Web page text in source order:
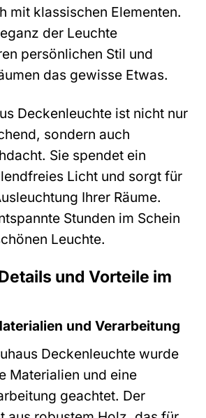
mit klassischen Elementen.
der Leuchte
persönlichen Stil und
das gewisse Etwas.
Deckenleuchte ist nicht nur
sondern auch
Sie spendet ein
Licht und sorgt für
Ihrer Räume.
Stunden im Schein
Leuchte.
und Vorteile im
und Verarbeitung
Deckenleuchte wurde
Materialien und eine
geachtet. Der